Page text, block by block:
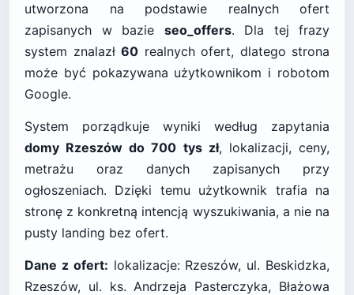
utworzona na podstawie realnych ofert
zapisanych w bazie seo_offers. Dla tej frazy
system znalazł 60 realnych ofert, dlatego strona
może być pokazywana użytkownikom i robotom
Google.
System porządkuje wyniki według zapytania
domy Rzeszów do 700 tys zł, lokalizacji, ceny,
metrażu oraz danych zapisanych przy
ogłoszeniach. Dzięki temu użytkownik trafia na
stronę z konkretną intencją wyszukiwania, a nie na
pusty landing bez ofert.
Dane z ofert: lokalizacje: Rzeszów, ul. Beskidzka,
Rzeszów, ul. ks. Andrzeja Pasterczyka, Błażowa